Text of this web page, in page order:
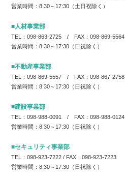
営業時間：8:30～17:30（土日祝除く）
■人材事業部
TEL：098-863-2725 / FAX：098-869-5564
営業時間：8:30～17:30（日祝除く）
■不動産事業部
TEL：098-869-5557 / FAX：098-867-2758
営業時間：8:30～17:30（日祝除く）
■建設事業部
TEL：098-988-0091 / FAX：098-988-0124
営業時間：8:30～17:30（日祝除く）
■セキュリティ事業部
TEL：098-923-7222 / FAX：098-923-7223
営業時間：8:30～17:30（日祝除く）